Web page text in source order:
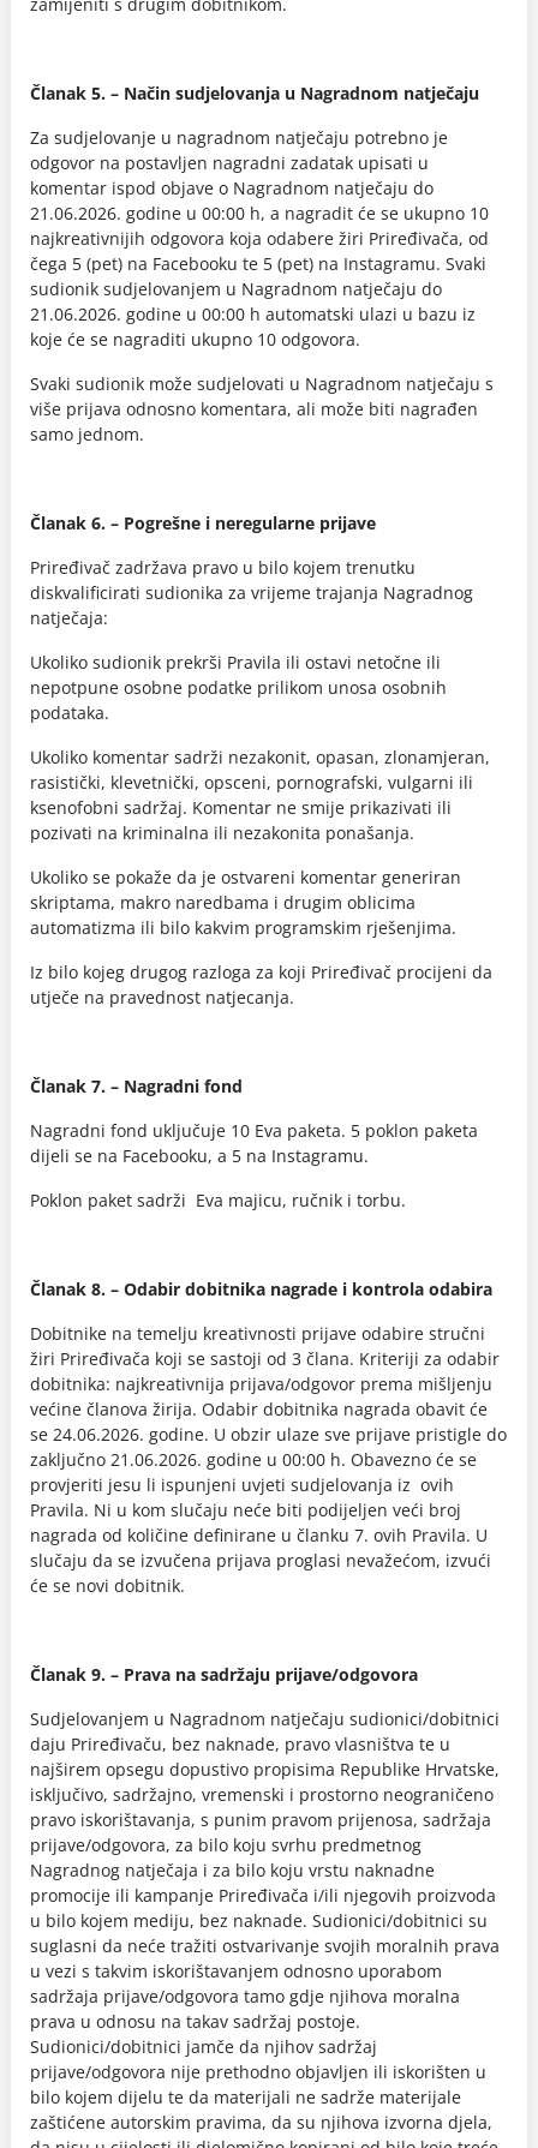
Članak 5. – Način sudjelovanja u Nagradnom natječaju
Za sudjelovanje u nagradnom natječaju potrebno je
odgovor na postavljen nagradni zadatak upisati u
komentar ispod objave o Nagradnom natječaju do
21.06.2026. godine u 00:00 h, a nagradit će se ukupno 10
najkreativnijih odgovora koja odabere žiri Priređivača, od
čega 5 (pet) na Facebooku te 5 (pet) na Instagramu. Svaki
sudionik sudjelovanjem u Nagradnom natječaju do
21.06.2026. godine u 00:00 h automatski ulazi u bazu iz
koje će se nagraditi ukupno 10 odgovora.
Svaki sudionik može sudjelovati u Nagradnom natječaju s
više prijava odnosno komentara, ali može biti nagrađen
samo jednom.
Članak 6. – Pogrešne i neregularne prijave
Priređivač zadržava pravo u bilo kojem trenutku
diskvalificirati sudionika za vrijeme trajanja Nagradnog
natječaja:
Ukoliko sudionik prekrši Pravila ili ostavi netočne ili
nepotpune osobne podatke prilikom unosa osobnih
podataka.
Ukoliko komentar sadrži nezakonit, opasan, zlonamjeran,
rasistički, klevetnički, opsceni, pornografski, vulgarni ili
ksenofobni sadržaj. Komentar ne smije prikazivati ili
pozivati na kriminalna ili nezakonita ponašanja.
Ukoliko se pokaže da je ostvareni komentar generiran
skriptama, makro naredbama i drugim oblicima
automatizma ili bilo kakvim programskim rješenjima.
Iz bilo kojeg drugog razloga za koji Priređivač procijeni da
utječe na pravednost natjecanja.
Članak 7. – Nagradni fond
Nagradni fond uključuje 10 Eva paketa. 5 poklon paketa
dijeli se na Facebooku, a 5 na Instagramu.
Poklon paket sadrži Eva majicu, ručnik i torbu.
Članak 8. – Odabir dobitnika nagrade i kontrola odabira
Dobitnike na temelju kreativnosti prijave odabire stručni
žiri Priređivača koji se sastoji od 3 člana. Kriteriji za odabir
dobitnika: najkreativnija prijava/odgovor prema mišljenju
većine članova žirija. Odabir dobitnika nagrada obavit će
se 24.06.2026. godine. U obzir ulaze sve prijave pristigle do
zaključno 21.06.2026. godine u 00:00 h. Obavezno će se
provjeriti jesu li ispunjeni uvjeti sudjelovanja iz ovih
Pravila. Ni u kom slučaju neće biti podijeljen veći broj
nagrada od količine definirane u članku 7. ovih Pravila. U
slučaju da se izvučena prijava proglasi nevažećom, izvući
će se novi dobitnik.
Članak 9. – Prava na sadržaju prijave/odgovora
Sudjelovanjem u Nagradnom natječaju sudionici/dobitnici
daju Priređivaču, bez naknade, pravo vlasništva te u
najširem opsegu dopustivo propisima Republike Hrvatske,
isključivo, sadržajno, vremenski i prostorno neograničeno
pravo iskorištavanja, s punim pravom prijenosa, sadržaja
prijave/odgovora, za bilo koju svrhu predmetnog
Nagradnog natječaja i za bilo koju vrstu naknadne
promocije ili kampanje Priređivača i/ili njegovih proizvoda
u bilo kojem mediju, bez naknade. Sudionici/dobitnici su
suglasni da neće tražiti ostvarivanje svojih moralnih prava
u vezi s takvim iskorištavanjem odnosno uporabom
sadržaja prijave/odgovora tamo gdje njihova moralna
prava u odnosu na takav sadržaj postoje.
Sudionici/dobitnici jamče da njihov sadržaj
prijave/odgovora nije prethodno objavljen ili iskorišten u
bilo kojem dijelu te da materijali ne sadrže materijale
zaštićene autorskim pravima, da su njihova izvorna djela,